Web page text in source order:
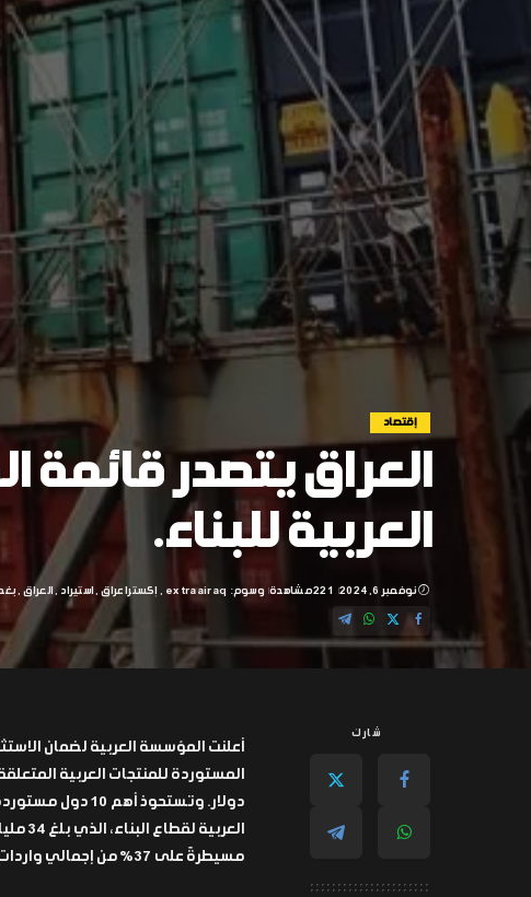
إقتصاد
العراق يتصدر قائمة
العربية للبناء.
نوفمبر 6, 2024 221 مشاهدة وسوم: extraairaq إكسترا عراق استيراد العراق
شارك
أعلنت المؤسسة العربية لضمان
مسيطرةً على 37% من إجمالي واردات المواد المرتبطة بالبناء بقيمة تتجاوز 42 مليار دولار.